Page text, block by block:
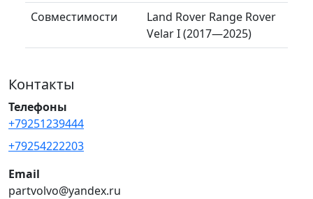
Совместимости
Land Rover Range Rover
Velar I (2017—2025)
Контакты
Телефоны
+79251239444
+79254222203
Email
partvolvo@yandex.ru